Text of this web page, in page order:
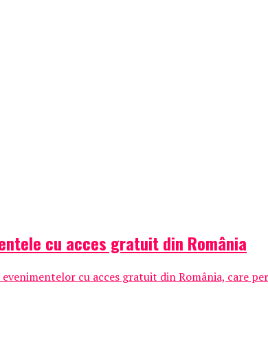
cu acces gratuit din România
cu acces gratuit din România, care